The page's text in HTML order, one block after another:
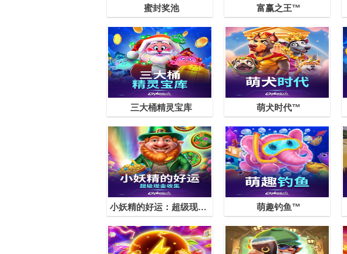
蜜封奖池 富赢之王™
三大桶精灵宝库 萌犬时代™
小妖精的好运：超级现金收集™ 萌趣钓鱼™